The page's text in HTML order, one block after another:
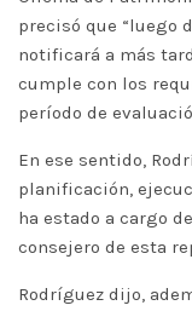
precisó que “luego
notificará a más
cumple con los
período de
En ese sentido,
planificación,
ha estado a cargo
consejero de esta
Rodríguez dijo,